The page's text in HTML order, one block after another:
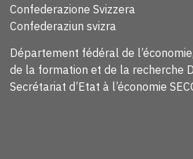
Confederazione Svizzera
Confederaziun svizra
Département fédéral de l’économie,
de la formation et de la recherche
Secrétariat d’Etat à l’économie